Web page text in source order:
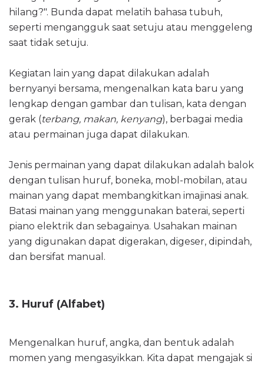
hilang?". Bunda dapat melatih bahasa tubuh,
seperti mengangguk saat setuju atau menggeleng
saat tidak setuju.
Kegiatan lain yang dapat dilakukan adalah
bernyanyi bersama, mengenalkan kata baru yang
lengkap dengan gambar dan tulisan, kata dengan
gerak (terbang, makan, kenyang), berbagai media
atau permainan juga dapat dilakukan.
Jenis permainan yang dapat dilakukan adalah balok
dengan tulisan huruf, boneka, mobl-mobilan, atau
mainan yang dapat membangkitkan imajinasi anak.
Batasi mainan yang menggunakan baterai, seperti
piano elektrik dan sebagainya. Usahakan mainan
yang digunakan dapat digerakan, digeser, dipindah,
dan bersifat manual.
3. Huruf (Alfabet)
Mengenalkan huruf, angka, dan bentuk adalah
momen yang mengasyikkan. Kita dapat mengajak si